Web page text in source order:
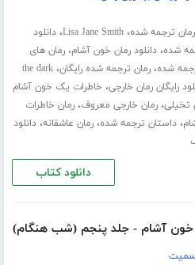
رمان ترجمه شده،Lisa Jane Smith،دانلود
شده،دانلود رمان خون آشام،رمان های
شده،رمان ترجمه شده رایگان،the dark
رایگان رمان خارجی، خاطرات یک خون آشام
تخیلی،رمان خارجی معروف،رمان خاطرات
،داستان ترجمه شده،رمان عاشقانه،دانلود
دانلود کتاب
خون آشام - جلد پنجم (شب هنگام)